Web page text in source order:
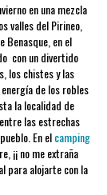
en una mezcla
valles del Pirineo,
Benasque, en el
con un divertido
los chistes y las
de los robles
la localidad de
las estrechas
En elcamping
¡¡ no me extraña
para alojarte con la